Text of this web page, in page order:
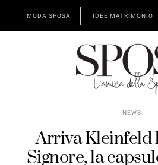
MODA SPOSA IDEE MATRIMONIO
NEWS
Arriva Kleinfeld
Signore, la